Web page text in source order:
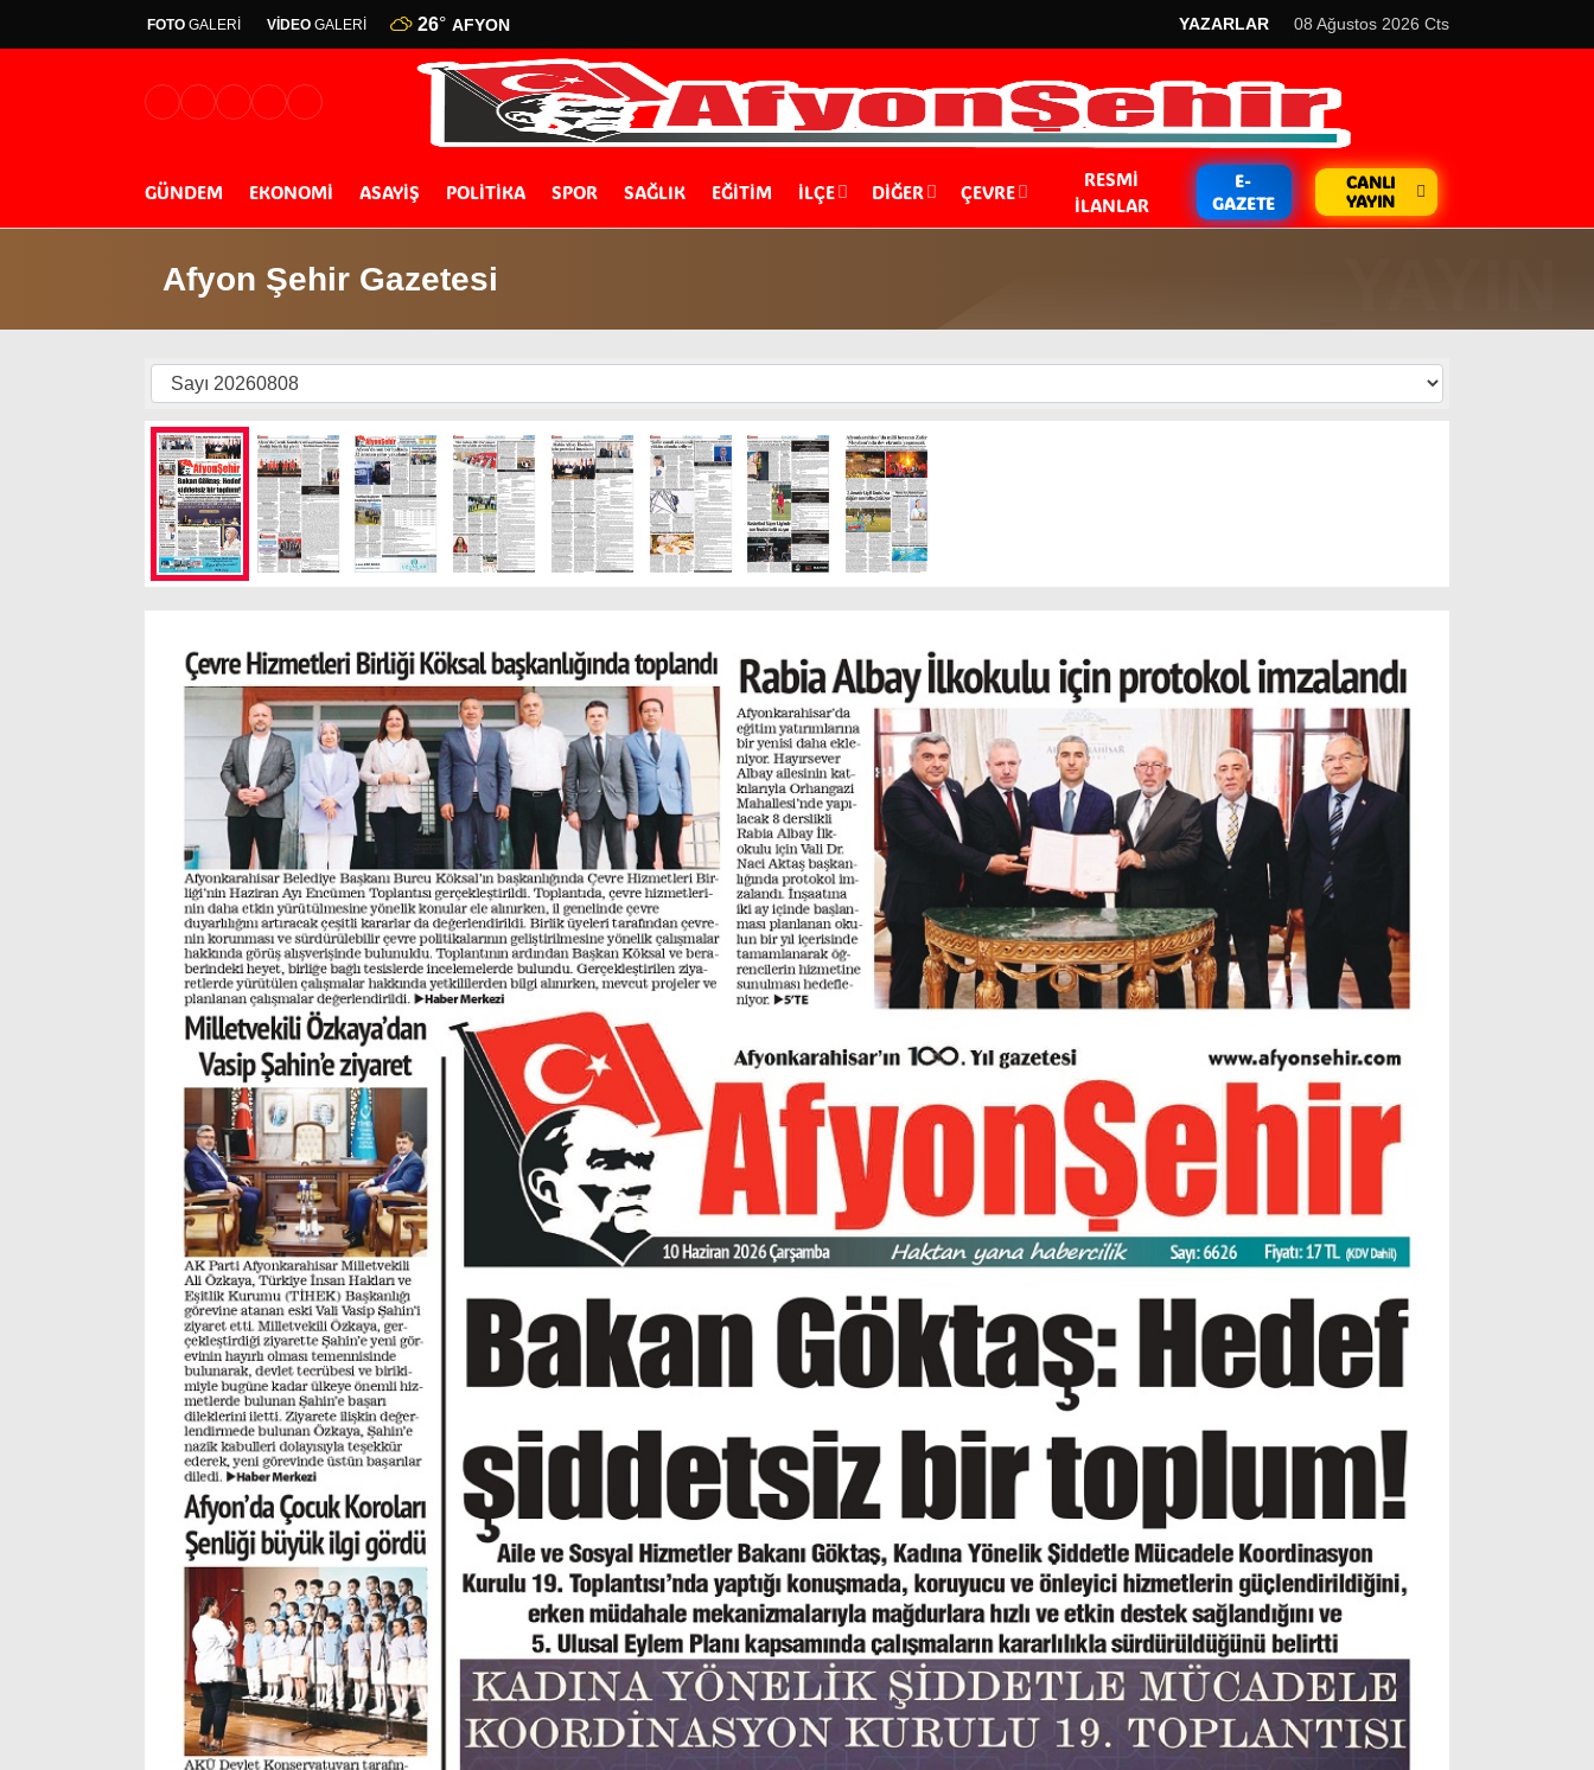
Dünya
Nöbetçi Eczaneler
SPOR
Puan Durumları
Magazin
SAĞLIK
Künye
Teknoloji
Gizlilik Politikası
FOTO GALERİ VİDEO GALERİ 26° AFYON YAZARLAR 08 Ağustos 2026 Cts
GÜNDEM EKONOMİ ASAYİŞ POLİTİKA SPOR SAĞLIK EĞİTİM İLÇE DIĞER ÇEVRE
RESMI
İLANLAR
E-
GAZETE
CANLI
YAYIN
Afyon Şehir Gazetesi